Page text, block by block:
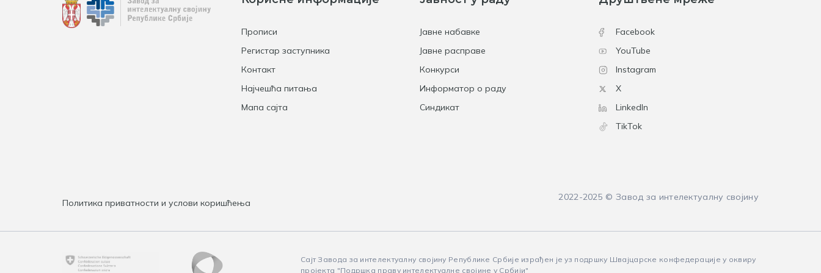
Прописи
Регистар заступника
Контакт
Најчешћа питања
Мапа сајта
Јавне набавке
Јавне расправе
Конкурси
Информатор о раду
Синдикат
Facebook
YouTube
Instagram
X
LinkedIn
TikTok
Политика приватности и услови коришћења
2022-2025 © Завод за интелектуалну својину
Сајт Завода за интелектуалну својину Републике Србије израђен је уз подршку Швајцарске конфедерације у оквиру
пројекта "Подршка праву интелектуалне својине у Србији"